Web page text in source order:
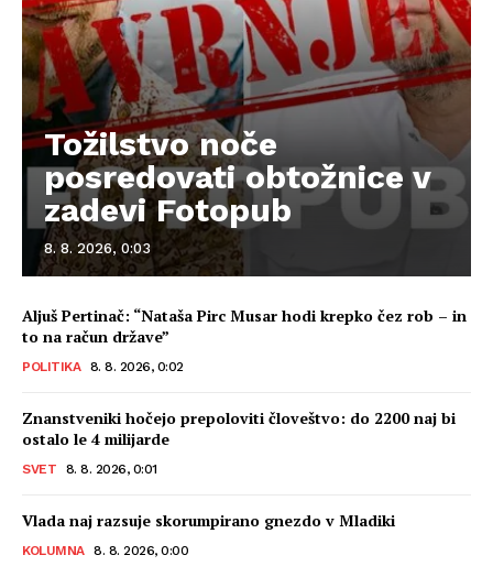
Tožilstvo noče
posredovati obtožnice v
zadevi Fotopub
8. 8. 2026, 0:03
Aljuš Pertinač: “Nataša Pirc Musar hodi krepko čez rob – in
to na račun države”
POLITIKA 8. 8. 2026, 0:02
Znanstveniki hočejo prepoloviti človeštvo: do 2200 naj bi
ostalo le 4 milijarde
SVET 8. 8. 2026, 0:01
Vlada naj razsuje skorumpirano gnezdo v Mladiki
KOLUMNA 8. 8. 2026, 0:00